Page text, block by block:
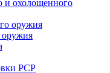
и охолощенного
оружия